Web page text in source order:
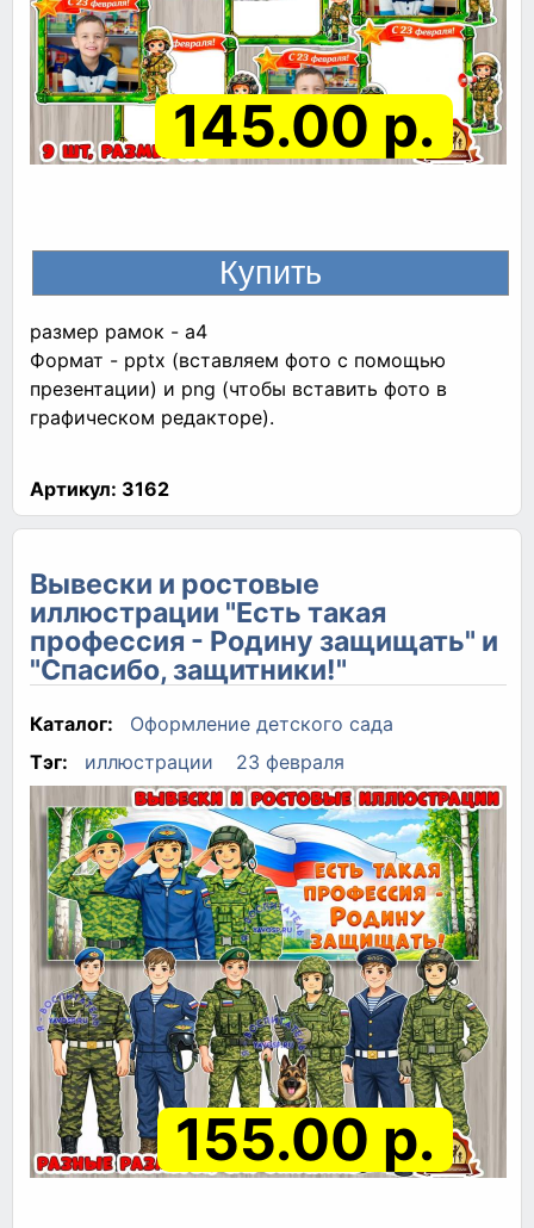
145.00 р.
размер рамок - а4
Формат - pptx (вставляем фото с помощью
презентации) и png (чтобы вставить фото в
графическом редакторе).
Артикул: 3162
Вывески и ростовые
иллюстрации "Есть такая
профессия - Родину защищать" и
"Спасибо, защитники!"
Каталог:
Оформление детского сада
Тэг:
иллюстрации 23 февраля
155.00 р.